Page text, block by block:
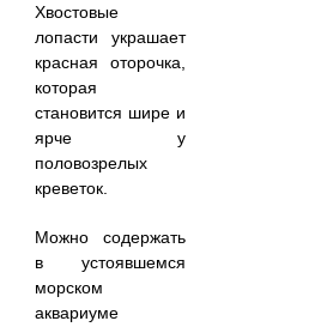
Хвостовые
лопасти украшает
красная оторочка,
которая
становится шире и
ярче у
половозрелых
креветок.
Можно содержать
в устоявшемся
морском
аквариуме